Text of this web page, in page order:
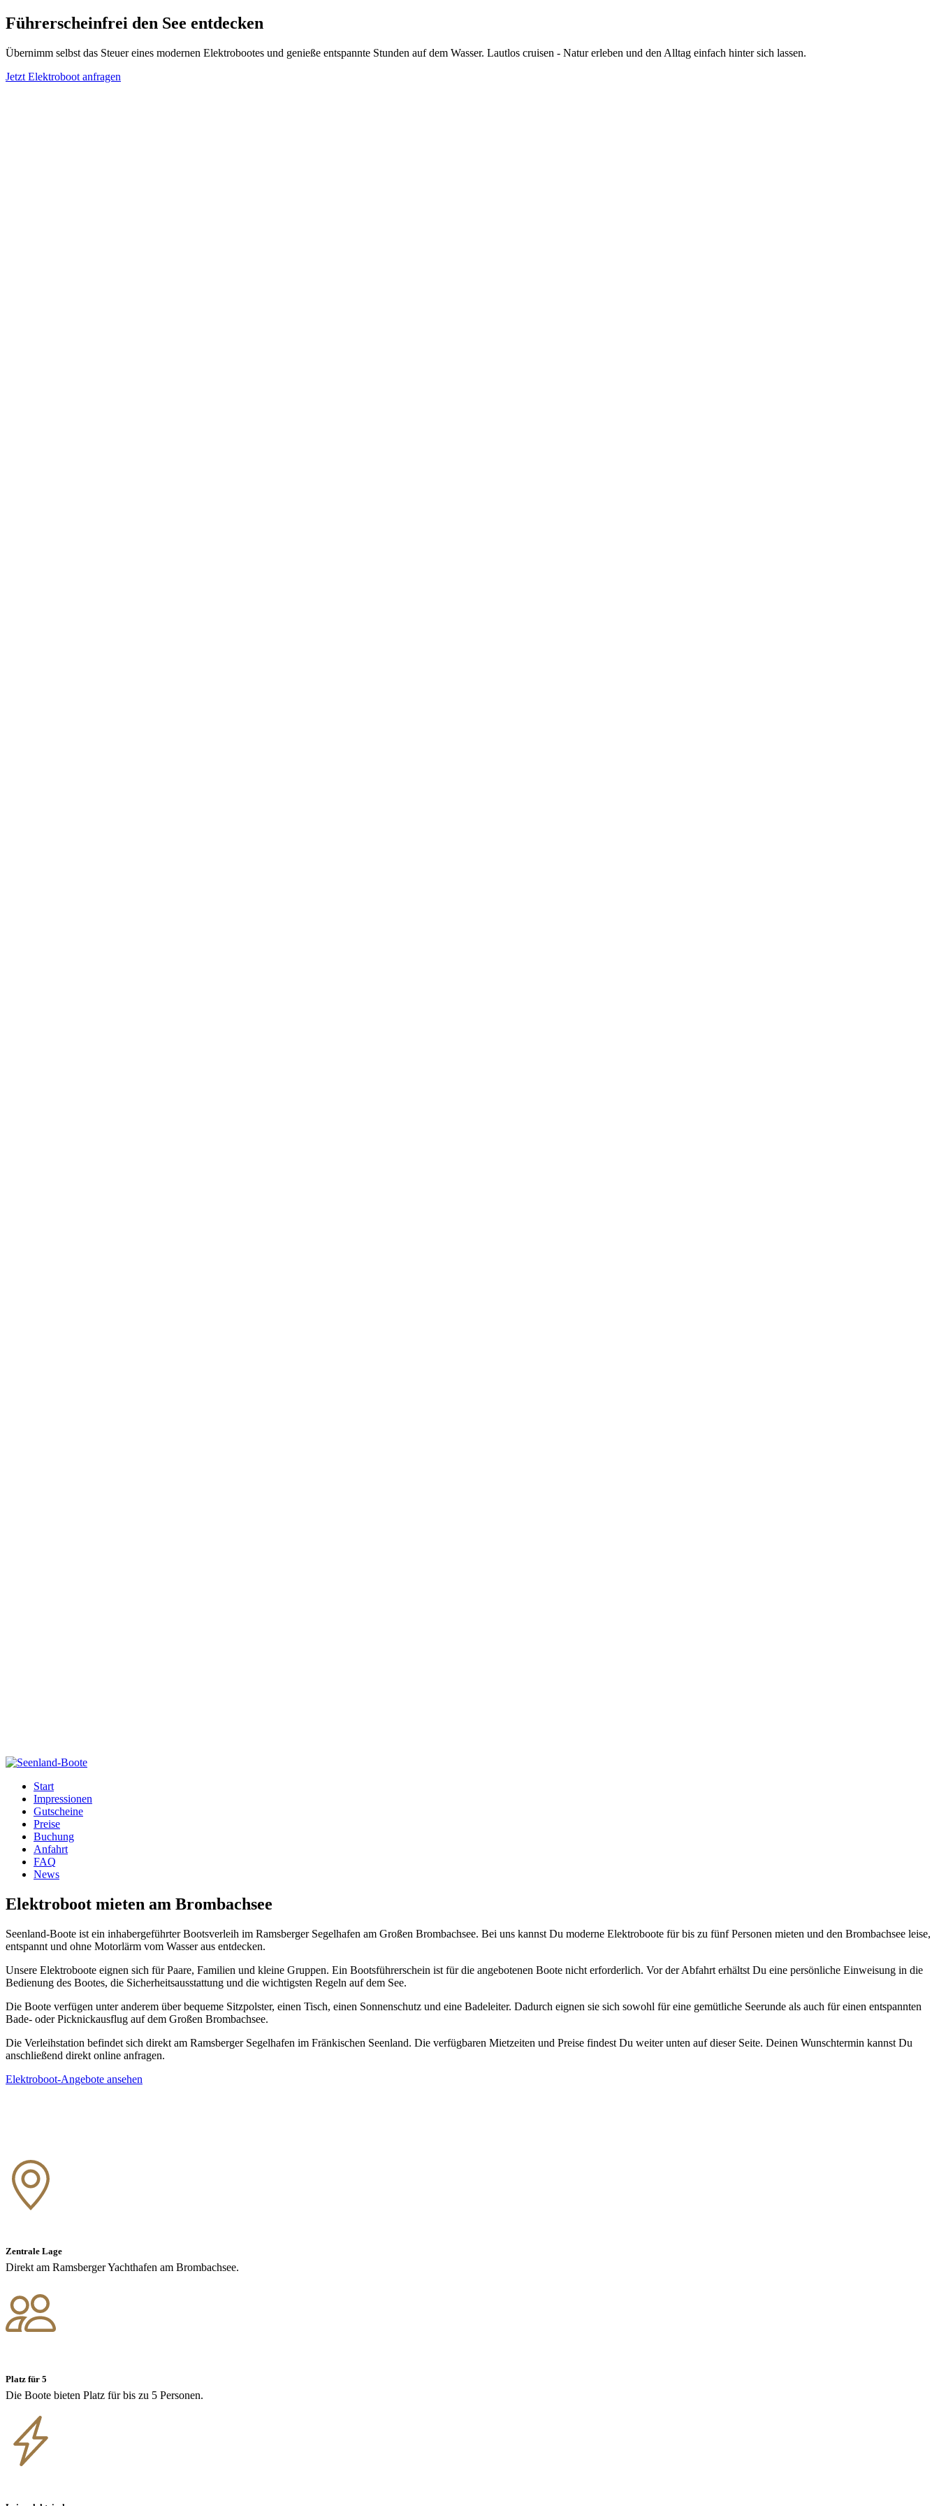
Führerscheinfrei den See entdecken
Übernimm selbst das Steuer eines modernen Elektrobootes und genieße entspannte Stunden auf dem Wasser. Lautlos cruisen - Natur erleben und den Alltag einfach hinter sich lassen.
Jetzt Elektroboot anfragen
Start
Impressionen
Gutscheine
Preise
Buchung
Anfahrt
FAQ
News
Elektroboot mieten am Brombachsee
Seenland-Boote ist ein inhabergeführter Bootsverleih im Ramsberger Segelhafen am Großen Brombachsee. Bei uns kannst Du moderne Elektroboote für bis zu fünf Personen mieten und den Brombachsee leise,
entspannt und ohne Motorlärm vom Wasser aus entdecken.
Unsere Elektroboote eignen sich für Paare, Familien und kleine Gruppen. Ein Bootsführerschein ist für die angebotenen Boote nicht erforderlich. Vor der Abfahrt erhältst Du eine persönliche Einweisung in die
Bedienung des Bootes, die Sicherheitsausstattung und die wichtigsten Regeln auf dem See.
Die Boote verfügen unter anderem über bequeme Sitzpolster, einen Tisch, einen Sonnenschutz und eine Badeleiter. Dadurch eignen sie sich sowohl für eine gemütliche Seerunde als auch für einen entspannten
Bade- oder Picknickausflug auf dem Großen Brombachsee.
Die Verleihstation befindet sich direkt am Ramsberger Segelhafen im Fränkischen Seenland. Die verfügbaren Mietzeiten und Preise findest Du weiter unten auf dieser Seite. Deinen Wunschtermin kannst Du
anschließend direkt online anfragen.
Elektroboot-Angebote ansehen
Zentrale Lage
Direkt am Ramsberger Yachthafen am Brombachsee.
Platz für 5
Die Boote bieten Platz für bis zu 5 Personen.